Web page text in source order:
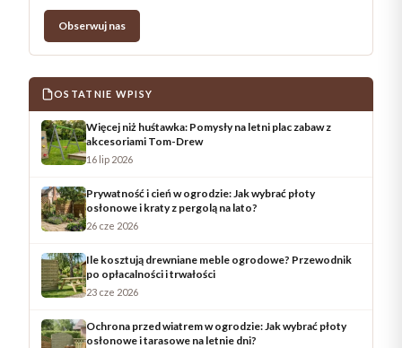
Obserwuj nas
OSTATNIE WPISY
Więcej niż huśtawka: Pomysły na letni plac zabaw z
akcesoriami Tom-Drew
16 lip 2026
Prywatność i cień w ogrodzie: Jak wybrać płoty
osłonowe i kraty z pergolą na lato?
26 cze 2026
Ile kosztują drewniane meble ogrodowe? Przewodnik
po opłacalności i trwałości
23 cze 2026
Ochrona przed wiatrem w ogrodzie: Jak wybrać płoty
osłonowe i tarasowe na letnie dni?